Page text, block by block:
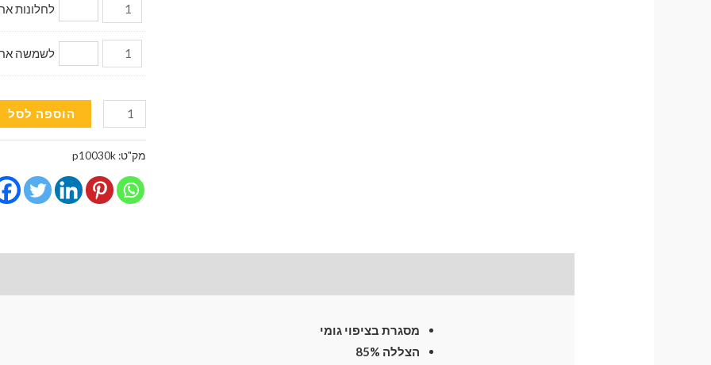
לחלונות
לשמשה
כמות
של
וילונות
השחרה
מגנטיים
הוספה לסל
מק"ט: p10030k
מסגרת בציפוי גומי
הצללה 85%